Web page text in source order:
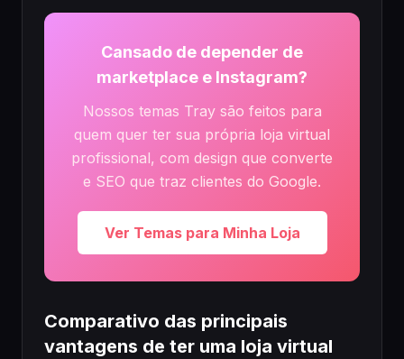
Cansado de depender de
marketplace e Instagram?
Nossos temas Tray são feitos para
quem quer ter sua própria loja virtual
profissional, com design que converte
e SEO que traz clientes do Google.
Ver Temas para Minha Loja
Comparativo das principais
vantagens de ter uma loja virtual